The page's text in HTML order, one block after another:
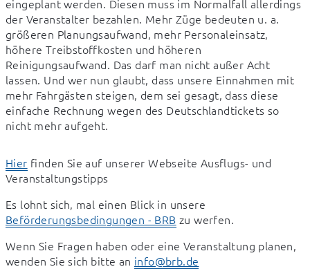
eingeplant werden. Diesen muss im Normalfall allerdings
der Veranstalter bezahlen. Mehr Züge bedeuten u. a.
größeren Planungsaufwand, mehr Personaleinsatz,
höhere Treibstoffkosten und höheren
Reinigungsaufwand. Das darf man nicht außer Acht
lassen. Und wer nun glaubt, dass unsere Einnahmen mit
mehr Fahrgästen steigen, dem sei gesagt, dass diese
einfache Rechnung wegen des Deutschlandtickets so
nicht mehr aufgeht.
Hier finden Sie auf unserer Webseite Ausflugs- und
Veranstaltungstipps
Beförderungsbedingungen - BRB zu werfen.
Wenn Sie Fragen haben oder eine Veranstaltung planen,
wenden Sie sich bitte an info@brb.de